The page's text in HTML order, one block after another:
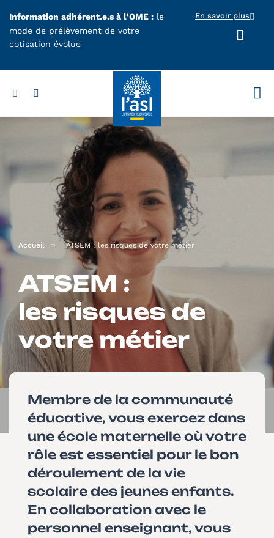
Information adhérent.e.s à l'OME : le
mode de prélèvement de votre
cotisation évolue
En savoir plus
Accueil ATSEM : les risques de votre métier
ATSEM :
les risques de
votre métier
Membre de la communauté
éducative, vous exercez dans
une école maternelle où votre
rôle est essentiel pour le bon
déroulement de la vie
scolaire des jeunes enfants.
En collaboration avec le
personnel enseignant, vous